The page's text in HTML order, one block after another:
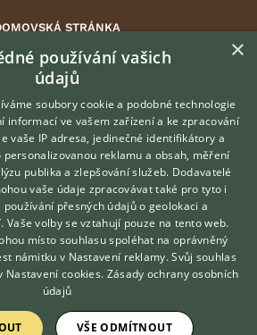
STRÁNKA
INZERCE
DISKUSE
ČLÁNKY
ATLAS
O nás
Kontakt
zvýraznění inzerátů
Podmínky užití
osobních údajů
Přihlášení
Hledáte zvířecího kamaráda?
Zdarma vám poradí
VETERINÁŘ ONLINE
KONZULTOVAT S
VETERINÁŘEM
×
používání vašich
údajů
soubory cookie a podobné technologie
informací ve vašem zařízení a ke zpracování
vaše IP adresa, jedinečné identifikátory a
reklamu a obsah, měření
publika a zlepšování služeb. Dodavatelé
vaše údaje zpracovávat také pro tyto i
přesných údajů o geolokaci a
volby se vztahují pouze na tento web.
místo souhlasu spoléhat na oprávněný
námitku v Nastavení reklamy. Svůj souhlas
Nastavení cookies. Zásady ochrany osobních
údajů
VŠE ODMÍTNOUT